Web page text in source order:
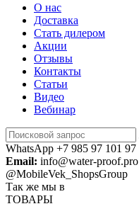
О нас
Доставка
Стать дилером
Акции
Отзывы
Контакты
Статьи
Видео
Вебинар
WhatsApp +7 985 97 101 97
Email: info@water-proof.pro
@MobileVek_ShopsGroup
Так же мы в
ТОВАРЫ